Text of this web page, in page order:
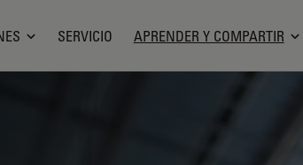
SERVICIO APRENDER Y COMPARTIR